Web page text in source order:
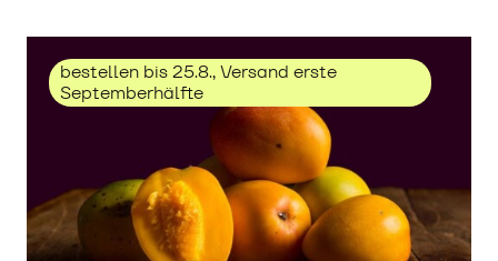
bestellen bis 25.8., Versand erste
Septemberhälfte